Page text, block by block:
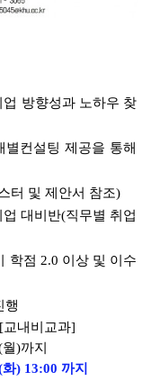
방향성과 노하우 찾
컨설팅 제공을 통해
터 및 제안서 참조)
대비반(직무별 취업
학점 2.0 이상 및 이수
행
내비교과]
)까지
) 13:00 까지